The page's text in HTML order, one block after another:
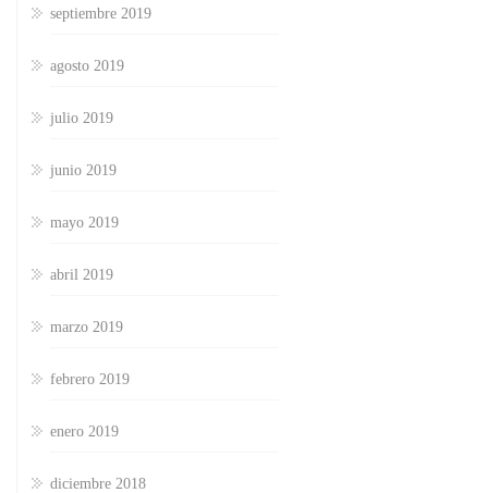
septiembre 2019
agosto 2019
julio 2019
junio 2019
mayo 2019
abril 2019
marzo 2019
febrero 2019
enero 2019
diciembre 2018